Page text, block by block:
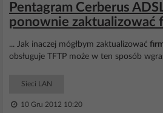
Pentagram Cerberus
ponownie zaktualizować
... Jak inaczej mógłbym zaktualizować
obsługuje TFTP może w ten sposób
Sieci LAN
10 Gru 2012 10:20